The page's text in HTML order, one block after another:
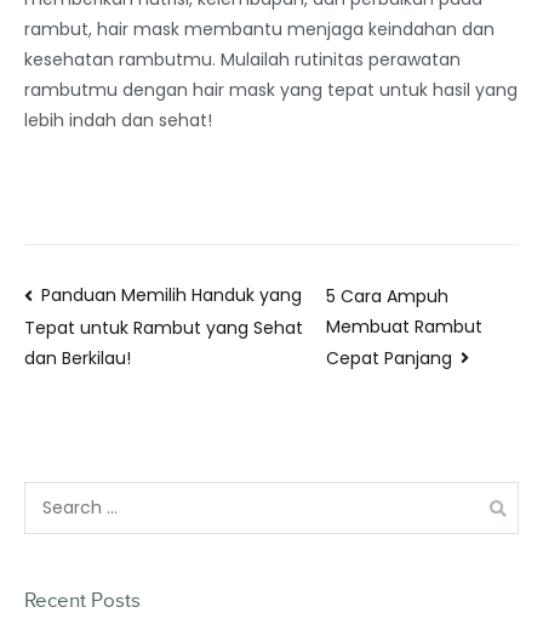
rambut, hair mask membantu menjaga keindahan dan
kesehatan rambutmu. Mulailah rutinitas perawatan
rambutmu dengan hair mask yang tepat untuk hasil yang
lebih indah dan sehat!
Panduan Memilih Handuk yang
Tepat untuk Rambut yang Sehat
dan Berkilau!
5 Cara Ampuh
Membuat Rambut
Cepat Panjang
Recent Posts